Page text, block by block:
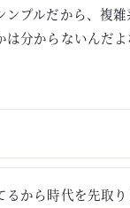
プルだから、複雑
分からないんだ
から時代を先取り